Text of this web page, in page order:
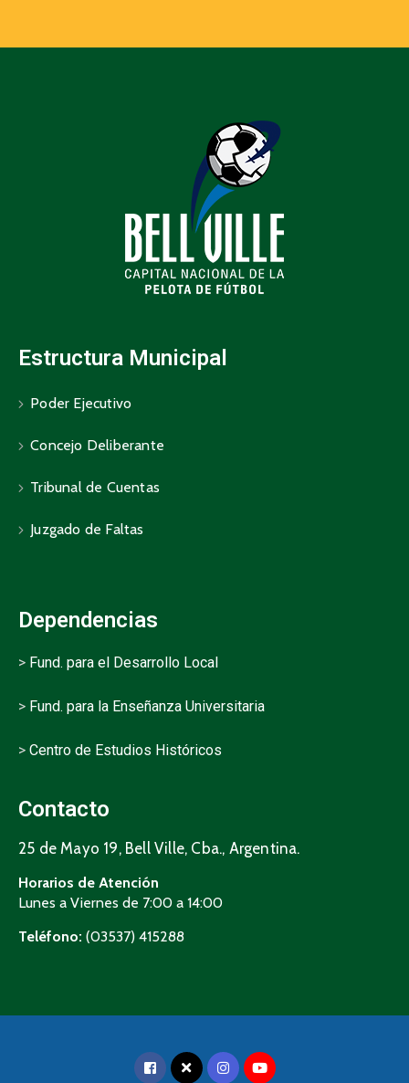
Estructura Municipal
Poder Ejecutivo
Concejo Deliberante
Tribunal de Cuentas
Juzgado de Faltas
Dependencias
> Fund. para el Desarrollo Local
> Fund. para la Enseñanza Universitaria
> Centro de Estudios Históricos
Contacto
25 de Mayo 19, Bell Ville, Cba., Argentina.
Horarios de Atención
Lunes a Viernes de 7:00 a 14:00
Teléfono: (03537) 415288